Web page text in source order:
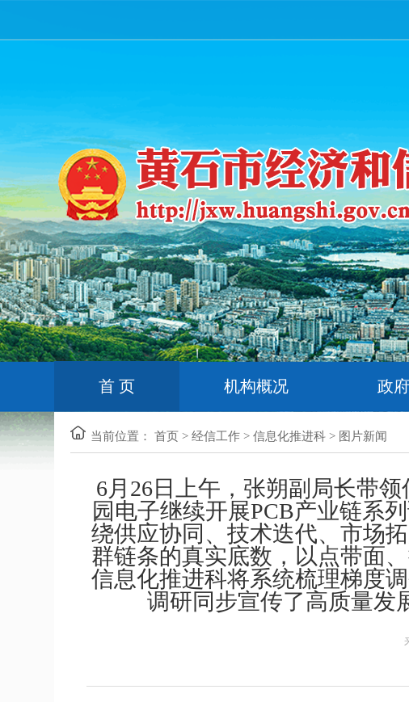
首 页 机构概况 政
当前位置： 首页 > 经信工作 > 信息化推进科 > 图片新闻
6月26日上午，张朔副局长带
园电子继续开展PCB产业链系
绕供应协同、技术迭代、市场
群链条的真实底数，以点带面
信息化推进科将系统梳理梯度
调研同步宣传了高质量发